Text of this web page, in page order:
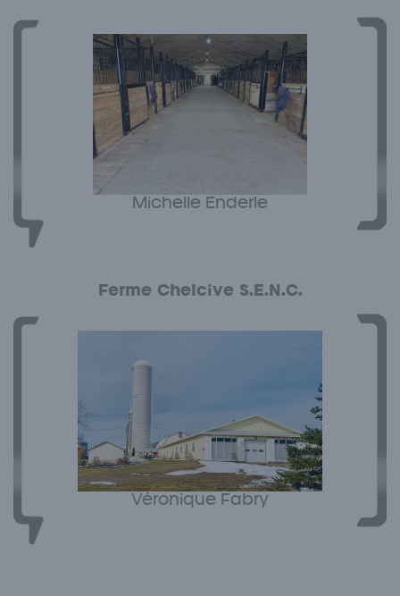
Michelle Enderle
Ferme Chelcive S.E.N.C.
Véronique Fabry